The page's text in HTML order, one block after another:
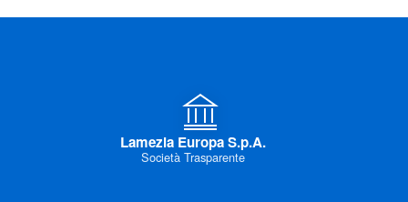
Lamezia Europa S.p.A.
Società Trasparente